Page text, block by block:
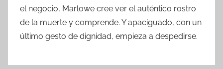
el negocio, Marlowe cree ver el auténtico rostro
de la muerte y comprende. Y apaciguado, con un
último gesto de dignidad, empieza a despedirse.